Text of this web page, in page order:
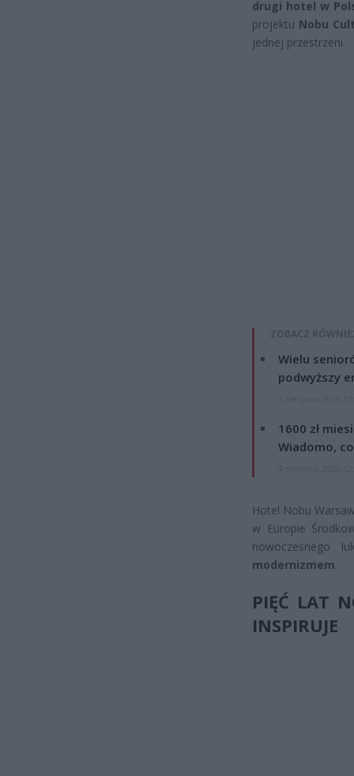
drugi hotel w
projektu Nobu
jednej przestrzeni.
ZOBACZ
Wielu
podwyższy
1600 zł
Wiadomo,
Hotel Nobu
w Europie
nowoczesnego
modernizmem.
PIĘĆ LAT
INSPIRUJE